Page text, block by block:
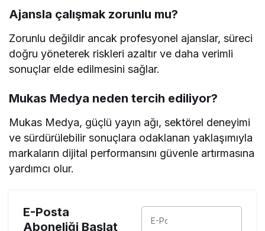
Ajansla çalışmak zorunlu mu?
Zorunlu değildir ancak profesyonel ajanslar, süreci
doğru yöneterek riskleri azaltır ve daha verimli
sonuçlar elde edilmesini sağlar.
Mukas Medya neden tercih ediliyor?
Mukas Medya, güçlü yayın ağı, sektörel deneyimi
ve sürdürülebilir sonuçlara odaklanan yaklaşımıyla
markaların dijital performansını güvenle artırmasına
yardımcı olur.
E-Posta
Aboneliği Başlat